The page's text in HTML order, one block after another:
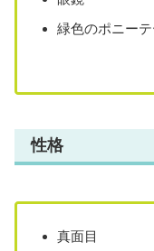
緑色のポニー
性格
真面目